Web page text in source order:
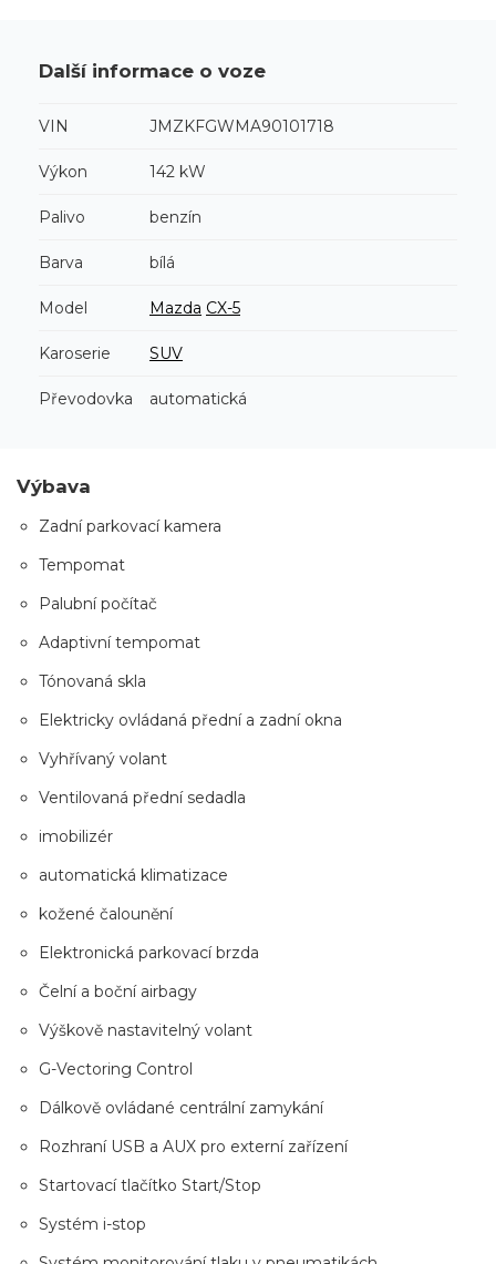
Další informace o voze
VIN JMZKFGWMA90101718
Výkon 142 kW
Palivo benzín
Barva bílá
Model Mazda CX-5
Karoserie SUV
Převodovka automatická
Výbava
Zadní parkovací kamera
Tempomat
Palubní počítač
Adaptivní tempomat
Tónovaná skla
Elektricky ovládaná přední a zadní okna
Vyhřívaný volant
Ventilovaná přední sedadla
imobilizér
automatická klimatizace
kožené čalounění
Elektronická parkovací brzda
Čelní a boční airbagy
Výškově nastavitelný volant
G-Vectoring Control
Dálkově ovládané centrální zamykání
Rozhraní USB a AUX pro externí zařízení
Startovací tlačítko Start/Stop
Systém i-stop